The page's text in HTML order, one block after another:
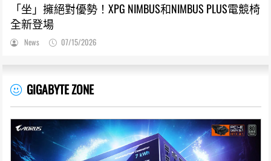
「坐」擁絕對優勢！XPG NIMBUS和NIMBUS PLUS電競椅
全新登場
News 07/15/2026
GIGABYTE ZONE